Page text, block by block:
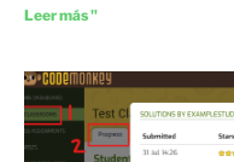
Leer más "